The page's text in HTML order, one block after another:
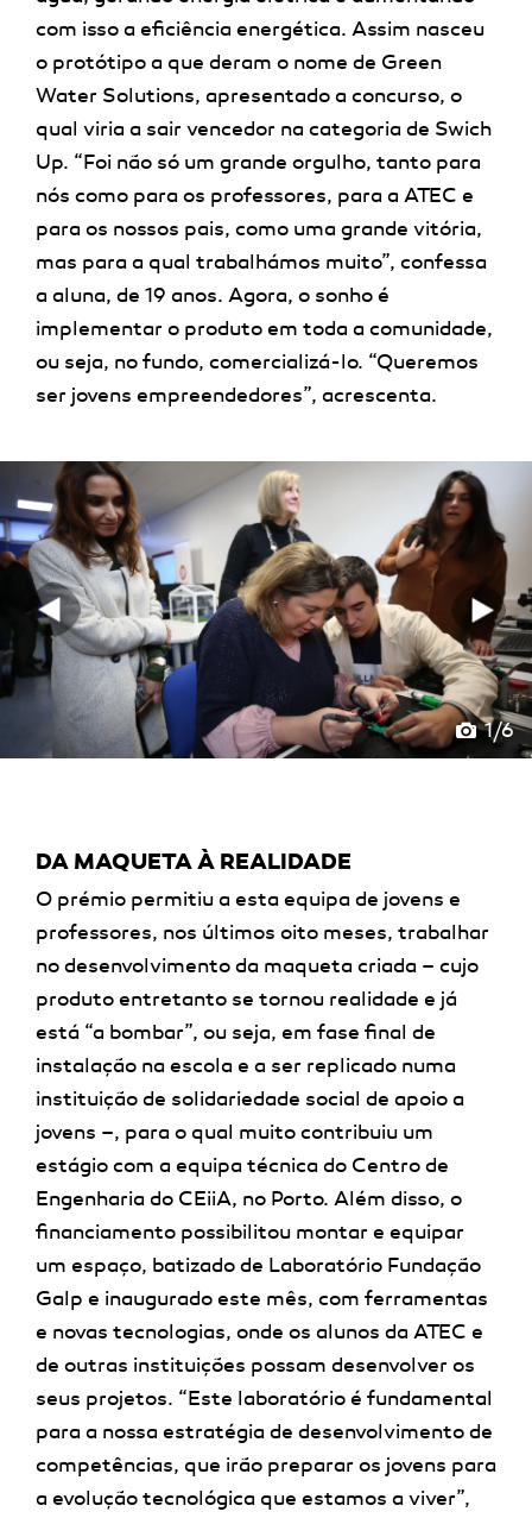
com isso a eficiência energética. Assim nasceu
o protótipo a que deram o nome de Green
Water Solutions, apresentado a concurso, o
qual viria a sair vencedor na categoria de Swich
Up. “Foi não só um grande orgulho, tanto para
nós como para os professores, para a ATEC e
para os nossos pais, como uma grande vitória,
mas para a qual trabalhámos muito”, confessa
a aluna, de 19 anos. Agora, o sonho é
implementar o produto em toda a comunidade,
ou seja, no fundo, comercializá-lo. “Queremos
ser jovens empreendedores”, acrescenta.
1/6
DA MAQUETA À REALIDADE
O prémio permitiu a esta equipa de jovens e
professores, nos últimos oito meses, trabalhar
no desenvolvimento da maqueta criada – cujo
produto entretanto se tornou realidade e já
está “a bombar”, ou seja, em fase final de
instalação na escola e a ser replicado numa
instituição de solidariedade social de apoio a
jovens –, para o qual muito contribuiu um
estágio com a equipa técnica do Centro de
Engenharia do CEiiA, no Porto. Além disso, o
financiamento possibilitou montar e equipar
um espaço, batizado de Laboratório Fundação
Galp e inaugurado este mês, com ferramentas
e novas tecnologias, onde os alunos da ATEC e
de outras instituições possam desenvolver os
seus projetos. “Este laboratório é fundamental
para a nossa estratégia de desenvolvimento de
competências, que irão preparar os jovens para
a evolução tecnológica que estamos a viver”,